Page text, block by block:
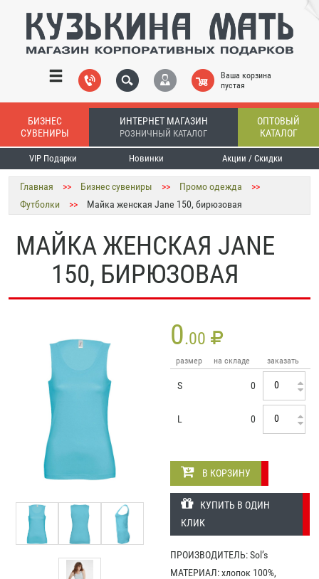
Ваша корзина
пустая
БИЗНЕС
СУВЕНИРЫ
ИНТЕРНЕТ МАГАЗИН
РОЗНИЧНЫЙ КАТАЛОГ
ОПТОВЫЙ
КАТАЛОГ
VIP Подарки Новинки Акции / Скидки
Главная >> Бизнес сувениры >> Промо одежда
>>
Футболки
>> Майка женская Jane 150, бирюзовая
МАЙКА ЖЕНСКАЯ JANE
150, БИРЮЗОВАЯ
0.00
размер на складе заказать
S 0
L 0
В КОРЗИНУ
КУПИТЬ В ОДИН
КЛИК
ПРОИЗВОДИТЕЛЬ: Sol’s
МАТЕРИАЛ: хлопок 100%,